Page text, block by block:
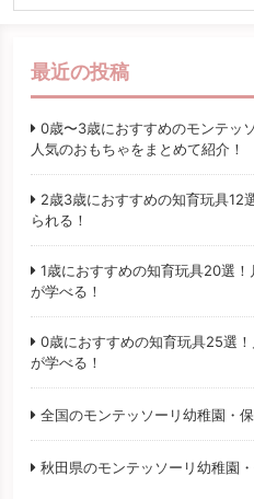
最近の投稿
0歳〜3歳におすすめのモンテッ
人気のおもちゃをまとめて紹介！
2歳3歳におすすめの知育玩具12
られる！
1歳におすすめの知育玩具20選
が学べる！
0歳におすすめの知育玩具25選
が学べる！
全国のモンテッソーリ幼稚園・
秋田県のモンテッソーリ幼稚園